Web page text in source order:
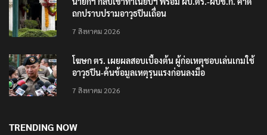
ถกปราบปรามอาวุธปืนเถื่อน
7 สิงหาคม 2026
โฆษก ตร. เผยผลสอบเบื้องต้น ผู้ก่อเหตุชอบเล่นเกมใช้
อาวุธปืน-ค้นข้อมูลเหตุรุนแรงก่อนลงมือ
7 สิงหาคม 2026
TRENDING NOW